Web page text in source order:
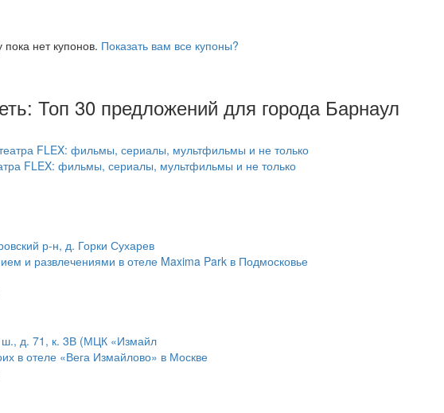
нет купонов. Показать вам все купоны?
Топ 30 предложений для города Барнаул
FLEX: фильмы, сериалы, мультфильмы и не только
и развлечениями в отеле Maxima Park в Подмосковье
в отеле «Вега Измайлово» в Москве